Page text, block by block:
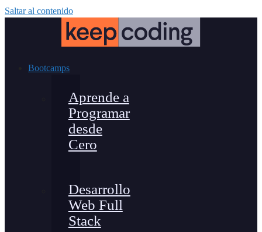
Saltar al contenido
Bootcamps
Aprende a
Programar
desde
Cero
Desarrollo
Web Full
Stack